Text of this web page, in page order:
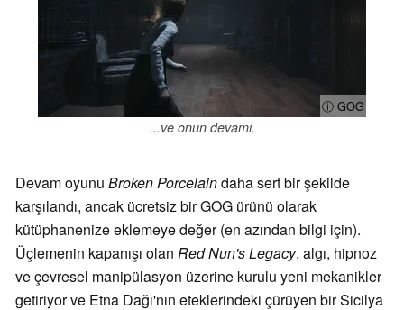
ⓘ GOG
...ve onun devamı.
Devam oyunu Broken Porcelaindaha sert bir şekilde
karşılandı, ancak ücretsiz bir GOG ürünü olarak
kütüphanenize eklemeye değer (en azından bilgi için).
Üçlemenin kapanışı olan Red Nun's Legacy, algı, hipnoz
ve çevresel manipülasyon üzerine kurulu yeni mekanikler
getiriyor ve Etna Dağı'nın eteklerindeki çürüyen bir Sicilya